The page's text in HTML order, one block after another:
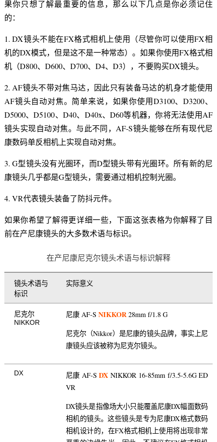
果你只想了解最重要的信息，那么以下几点是你必须记住
的：
1. DX镜头不能在FX格式相机上使用（尽管你可以使用FX相
机的DX模式，但是这不是一种常态）。如果你使用FX格式相
机（D800、D600、D700、D4、D3），不要购买DX镜头。
2. AF镜头不带对焦马达，因此只有装备马达的机身才能使用
AF镜头自动对焦。简单来说，如果你使用D3100、D3200、
D5000、D5100、D40、D40x、D60等机器，你将无法使用AF
镜头实现自动对焦。与此不同，AF-S镜头能够在所有现代尼
康数码单反相机上实现自动对焦。
3. G型镜头没有光圈环，而D型镜头带有光圈环。所有新的尼
康镜头几乎都是G型镜头，需要通过相机控制光圈。
4. VR代表镜头装备了防抖元件。
如果你希望了解得更详细一些，下面这张表格为你解释了目
前在产尼康镜头的大多数术语与标识。
在产尼康尼克尔镜头术语与标识解释
镜头术语与
标识
实际意义
尼克尔
NIKKOR
尼康 AF-S NIKKOR28mm f/1.8 G
尼克尔（Nikkor）是尼康的镜头品牌，事实上尼
康镜头应该被称为尼克尔镜头。
DX 尼康 AF-SDX NIKKOR 16-85mm f/3.5-5.6G ED
VR
DX镜头是指像场大小只能覆盖尼康DX幅面数码
相机的镜头。这些镜头是专为尼康DX格式数码
相机设计的，在FX格式相机上使用将出现非常